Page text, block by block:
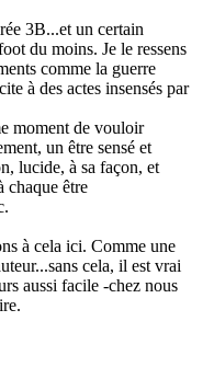
3B...et un certain
du moins. Je le ressens
comme la guerre
à des actes insensés par
moment de vouloir
un être sensé et
lucide, à sa façon, et
chaque être
à cela ici. Comme une
cela, il est vrai
aussi facile -chez nous